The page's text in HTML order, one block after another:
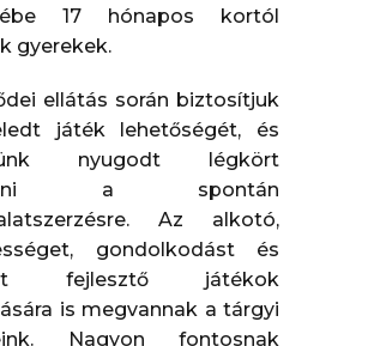
17 hónapos kortól
gyerekek.
ellátás során biztosítjuk
játék lehetőségét, és
nyugodt légkört
a spontán
Az alkotó,
gondolkodást és
fejlesztő játékok
is megvannak a tárgyi
Nagyon fontosnak